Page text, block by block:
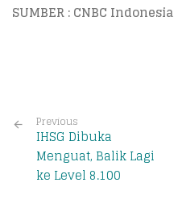
SUMBER : CNBC Indonesia
Previous
IHSG Dibuka
Menguat, Balik Lagi
ke Level 8.100